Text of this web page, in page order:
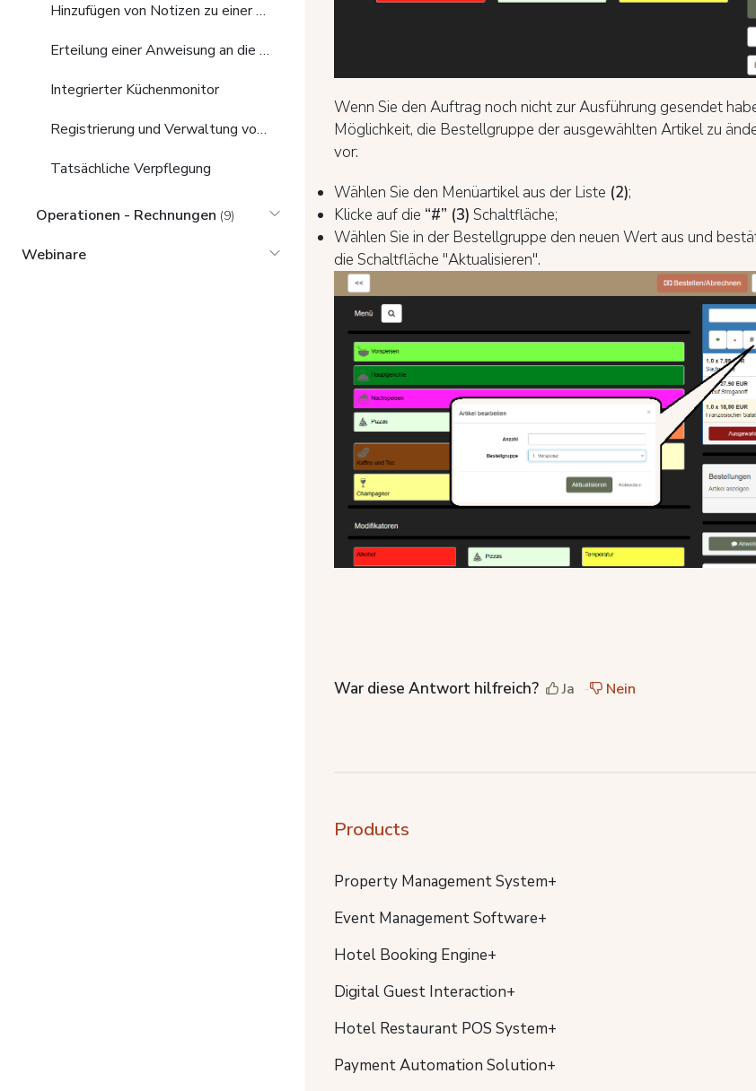
Hinzufügen von Notizen zu einer Bestellung
Erteilung einer Anweisung an die Küche
Integrierter Küchenmonitor
Registrierung und Verwaltung von Tischreservierungen
Tatsächliche Verpflegung
Operationen - Rechnungen (9)
Webinare
Wenn Sie den Auftrag noch nicht zur Ausführung gesendet
Möglichkeit, die Bestellgruppe der ausgewählten Artikel zu
vor:
Wählen Sie den Menüartikel aus der Liste (2);
Klicke auf die “#” (3) Schaltfläche;
Wählen Sie in der Bestellgruppe den neuen Wert aus und
die Schaltfläche "Aktualisieren".
War diese Antwort hilfreich? Ja Nein
Products
Property Management System+
Event Management Software+
Hotel Booking Engine+
Digital Guest Interaction+
Hotel Restaurant POS System+
Payment Automation Solution+